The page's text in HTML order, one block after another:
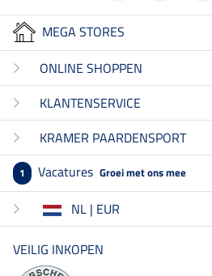
MEGA STORES
ONLINE SHOPPEN
KLANTENSERVICE
KRAMER PAARDENSPORT
1 Vacatures Groei met ons mee
NL | EUR
VEILIG INKOPEN